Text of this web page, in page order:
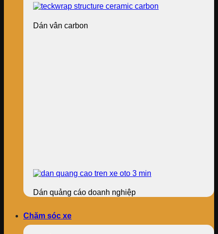
Dán vân carbon
Dán quảng cáo doanh nghiệp
Chăm sóc xe